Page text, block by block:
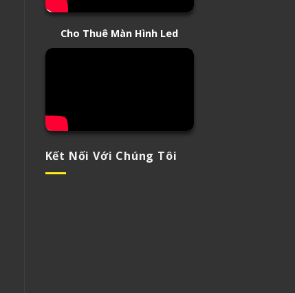
Cho Thuê Màn Hình Led
Kết Nối Với Chúng Tôi